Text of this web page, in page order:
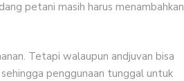
petani masih harus menambahkan
Tetapi walaupun andjuvan bisa
penggunaan tunggal untuk